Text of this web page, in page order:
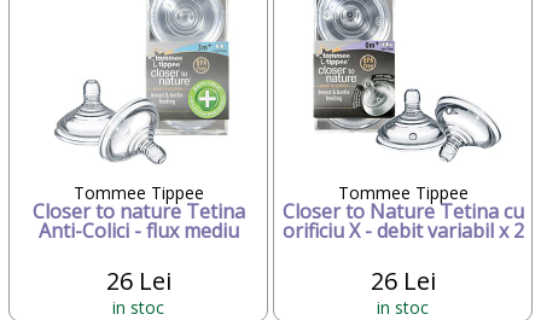
Tommee Tippee
Closer to nature Tetina
Anti-Colici - flux mediu
26 Lei
in stoc
Tommee Tippee
Closer to Nature Tetina cu
orificiu X - debit variabil x 2
26 Lei
in stoc